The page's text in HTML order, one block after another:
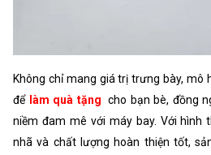
Không chỉ mang giá trị trưng bày, mô
để làm quà tặng cho bạn bè, đồng
niềm đam mê với máy bay. Với hình
nhã và chất lượng hoàn thiện tốt,